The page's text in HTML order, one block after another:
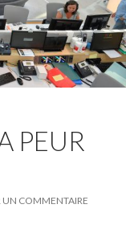
PEUR
UN COMMENTAIRE